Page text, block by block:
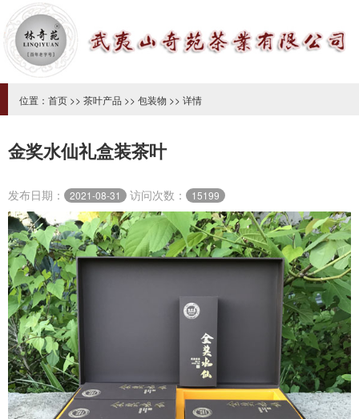
位置： 首页 >> 茶叶产品 >> 包装物 >> 详情
金奖水仙礼盒装茶叶
发布日期： 2021-08-31 访问次数： 15199